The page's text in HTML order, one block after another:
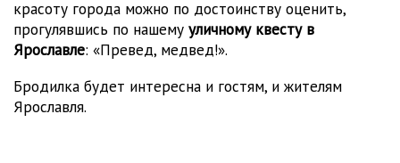
красоту города можно по достоинству оценить,
прогулявшись по нашемууличному квесту в
Ярославле: «Превед, медвед!».
Бродилка будет интересна и гостям, и жителям
Ярославля.